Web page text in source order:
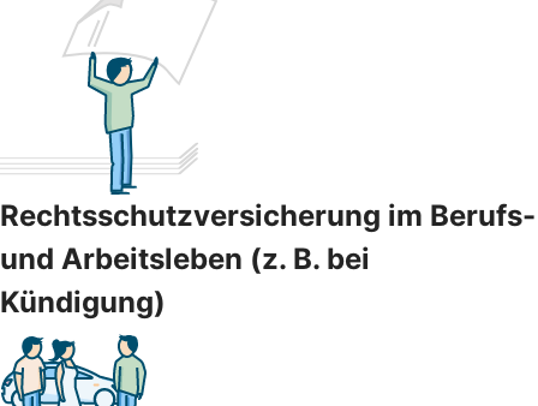
Rechtsschutzversicherung im Berufs-
und Arbeitsleben (z. B. bei
Kündigung)